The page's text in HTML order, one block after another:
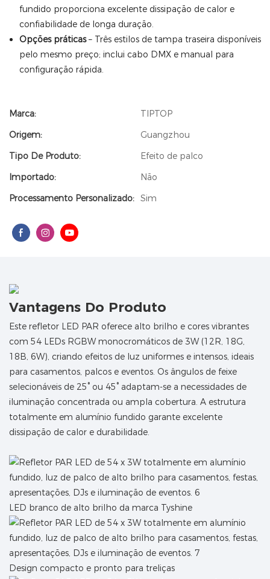
fundido proporciona excelente dissipação de calor e
confiabilidade de longa duração.
Opções práticas– Três estilos de tampa traseira disponíveis
pelo mesmo preço; inclui cabo DMX e manual para
configuração rápida.
Marca:
TIPTOP
Origem:
Guangzhou
Tipo De Produto:
Efeito de palco
Importado:
Não
Processamento Personalizado: Sim
Vantagens Do Produto
Este refletor LED PAR oferece alto brilho e cores vibrantes
com 54 LEDs RGBW monocromáticos de 3W (12R, 18G,
18B, 6W), criando efeitos de luz uniformes e intensos, ideais
para casamentos, palcos e eventos. Os ângulos de feixe
selecionáveis ​​de 25° ou 45° adaptam-se a necessidades de
iluminação concentrada ou ampla cobertura. A estrutura
totalmente em alumínio fundido garante excelente
dissipação de calor e durabilidade.
LED branco de alto brilho da marca Tyshine
Design compacto e pronto para treliças